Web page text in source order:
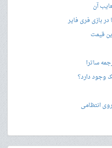
بازی فری فایر
قیمت
ساترا
وجود دارد؟